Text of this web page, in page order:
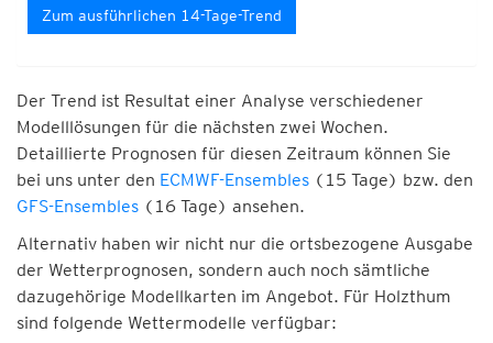
Zum ausführlichen 14-Tage-Trend
Der Trend ist Resultat einer Analyse verschiedener
Modelllösungen für die nächsten zwei Wochen.
Detaillierte Prognosen für diesen Zeitraum können Sie
bei uns unter den ECMWF-Ensembles (15 Tage) bzw. den
GFS-Ensembles (16 Tage) ansehen.
Alternativ haben wir nicht nur die ortsbezogene Ausgabe
der Wetterprognosen, sondern auch noch sämtliche
dazugehörige Modellkarten im Angebot. Für Holzthum
sind folgende Wettermodelle verfügbar: